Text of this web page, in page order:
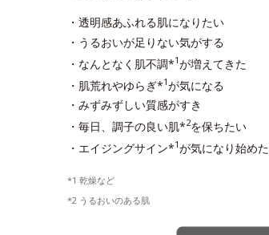
・透明感あふれる肌になりたい
・うるおいが足りない気がする
・なんとなく肌不調*1が増えてきた
・肌荒れやゆらぎ*1が気になる
・みずみずしい質感がすき
・毎日、調子の良い肌*2を保ちたい
・エイジングサイン*1が気になり始めた
*1 乾燥など
*2 うるおいのある肌